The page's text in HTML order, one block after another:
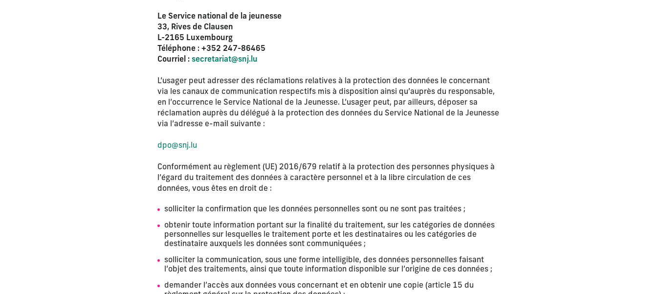
Le Service national de la jeunesse
33, Rives de Clausen
L-2165 Luxembourg
Téléphone : +352 247-86465
Courriel : secretariat@snj.lu
L’usager peut adresser des réclamations relatives à la protection des données le concernant
via les canaux de communication respectifs mis à disposition ainsi qu’auprès du responsable,
en l’occurrence le Service National de la Jeunesse. L’usager peut, par ailleurs, déposer sa
réclamation auprès du délégué à la protection des données du Service National de la Jeunesse
via l’adresse e-mail suivante :
dpo@snj.lu
Conformément au règlement (UE) 2016/679 relatif à la protection des personnes physiques à
l’égard du traitement des données à caractère personnel et à la libre circulation de ces
données, vous êtes en droit de :
solliciter la confirmation que les données personnelles sont ou ne sont pas traitées ;
obtenir toute information portant sur la finalité du traitement, sur les catégories de données
personnelles sur lesquelles le traitement porte et les destinataires ou les catégories de
destinataire auxquels les données sont communiquées ;
solliciter la communication, sous une forme intelligible, des données personnelles faisant
l’objet des traitements, ainsi que toute information disponible sur l’origine de ces données ;
demander l’accès aux données vous concernant et en obtenir une copie (article 15 du